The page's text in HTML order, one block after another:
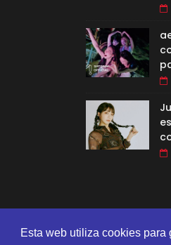
Esta web utiliza cookies